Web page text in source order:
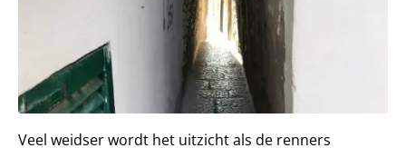
Veel weidser wordt het uitzicht als de renners